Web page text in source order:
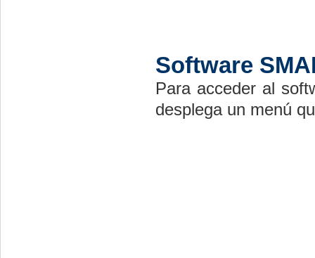
Software
Para acceder al
desplega un menú